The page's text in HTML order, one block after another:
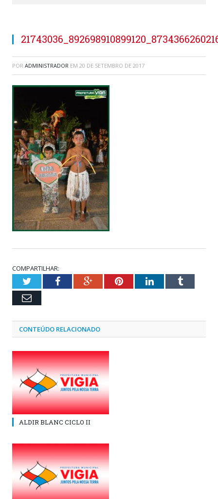
POR ADMINISTRADOR EM 20 DE SETEMBRO DE 2017
COMPARTILHAR:
TwitterFacebookGoogle+PinterestLinkedInTumblr
Email
CONTEÚDO RELACIONADO
ALDIR BLANC CICLO II